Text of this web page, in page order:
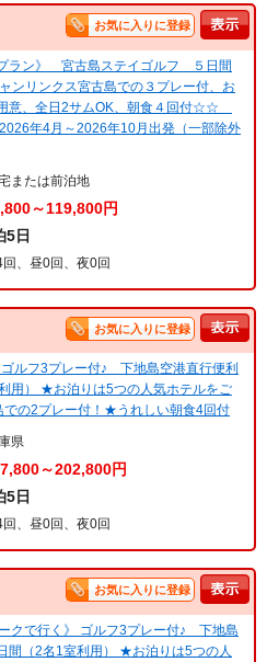
お気に入りに登録
プラン》 宮古島ステイゴルフ ５日間
ンリンクス宮古島での３プレー付、お
意、全日2サムOK、朝食４回付☆☆
年4月～2026年10月出発（一部除外
または前泊地
～119,800円
5日
回、昼0回、夜0回
お気に入りに登録
ゴルフ3プレー付♪ 下地島空港直行便利
用） ★お泊りは5つの人気ホテルをご
の2プレー付！★うれしい朝食4回付
県
～202,800円
5日
回、昼0回、夜0回
お気に入りに登録
で行く》 ゴルフ3プレー付♪ 下地島
（2名1室利用） ★お泊りは5つの人